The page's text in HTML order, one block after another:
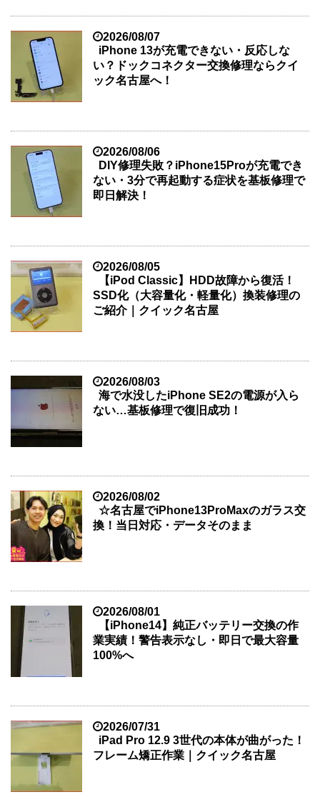
2026/08/07
iPhone 13が充電できない・反応しな
い？ドックコネクター交換修理ならクイ
ック名古屋へ！
2026/08/06
DIY修理失敗？iPhone15Proが充電でき
ない・3分で再起動する症状を基板修理で
即日解決！
2026/08/05
【iPod Classic】HDD故障から復活！
SSD化（大容量化・軽量化）換装修理の
ご紹介｜クイック名古屋
2026/08/03
海で水没したiPhone SE2の電源が入ら
ない…基板修理で復旧成功！
2026/08/02
☆名古屋でiPhone13ProMaxのガラス交
換！当日対応・データそのまま
2026/08/01
【iPhone14】純正バッテリー交換の作
業実績！警告表示なし・即日で最大容量
100%へ
2026/07/31
iPad Pro 12.9 3世代の本体が曲がった！
フレーム矯正作業｜クイック名古屋